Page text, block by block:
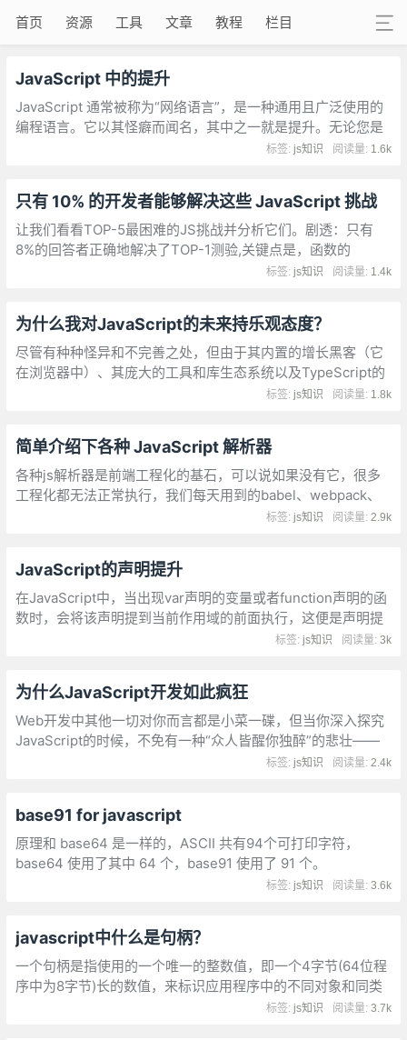
首页 资源 工具 文章 教程 栏目
JavaScript 中的提升
JavaScript 通常被称为“网络语言”，是一种通用且广泛使用的
编程语言。它以其怪癖而闻名，其中之一就是提升。无论您是
经验丰富的开发人员还是刚刚开始编码之旅，了解提升对于编
阅读量: 1.6k
标签:js知识
只有 10% 的开发者能够解决这些 JavaScript 挑战
让我们看看TOP-5最困难的JS挑战并分析它们。剧透：只有
8%的回答者正确地解决了TOP-1测验,关键点是，函数的
length 属性应该提供关于函数的 arity 的信息，它是作为她正
阅读量: 1.4k
标签:js知识
为什么我对JavaScript的未来持乐观态度？
尽管有种种怪异和不完善之处，但由于其内置的增长黑客（它
在浏览器中）、其庞大的工具和库生态系统以及TypeScript的
持续增长和采用，JavaScript的采用率继续上升。越来越多的
阅读量: 1.8k
标签:js知识
简单介绍下各种 JavaScript 解析器
各种js解析器是前端工程化的基石，可以说如果没有它，很多
工程化都无法正常执行，我们每天用到的babel、webpack、
eslint、TypeScript背后都需要一套对应的js解析器
阅读量: 2.9k
标签:js知识
JavaScript的声明提升
在JavaScript中，当出现var声明的变量或者function声明的函
数时，会将该声明提到当前作用域的前面执行，这便是声明提
升。值得注意的是，只是提升了声明操作，赋值还是在原来的
阅读量:3k
标签:js知识
为什么JavaScript开发如此疯狂
Web开发中其他一切对你而言都是小菜一碟，但当你深入探究
JavaScript的时候，不免有一种“众人皆醒你独醉”的悲壮——
好像其他人都知道你不知道的一些大的基础的知识内容，并且
阅读量: 2.4k
标签:js知识
base91 for javascript
原理和 base64 是一样的，ASCII 共有94个可打印字符，
base64 使用了其中 64 个，base91 使用了 91 个。
阅读量:3.6k
标签:js知识
javascript中什么是句柄？
一个句柄是指使用的一个唯一的整数值，即一个4字节(64位程
序中为8字节)长的数值，来标识应用程序中的不同对象和同类
阅读量:3.7k
标签:js知识